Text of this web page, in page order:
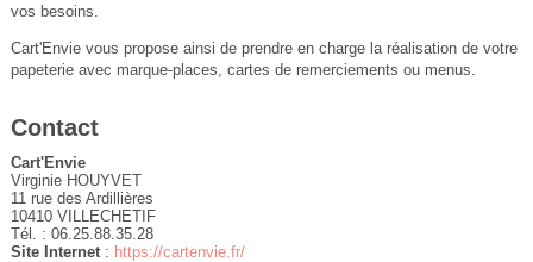
vos besoins.
Cart'Envie vous propose ainsi de prendre en charge la réalisation de votre
papeterie avec marque-places, cartes de remerciements ou menus.
Contact
Cart'Envie
Virginie HOUYVET
11 rue des Ardillières
10410 VILLECHETIF
Tél. : 06.25.88.35.28
Site Internet: https://cartenvie.fr/